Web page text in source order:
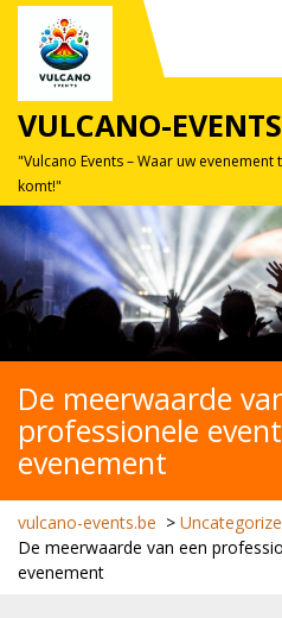
Skip
content
VULCANO-
"Vulcano Events – Waar uw evenement
komt!"
De meerwaarde
professionele
evenement
vulcano-events.be >
De meerwaarde van een
evenement